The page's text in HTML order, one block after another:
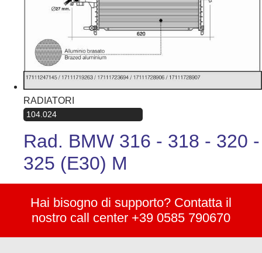
RADIATORI
104.024
Rad. BMW 316 - 318 - 320 -
325 (E30) M
Hai bisogno di supporto? Contatta il
nostro call center +39 0585 790670